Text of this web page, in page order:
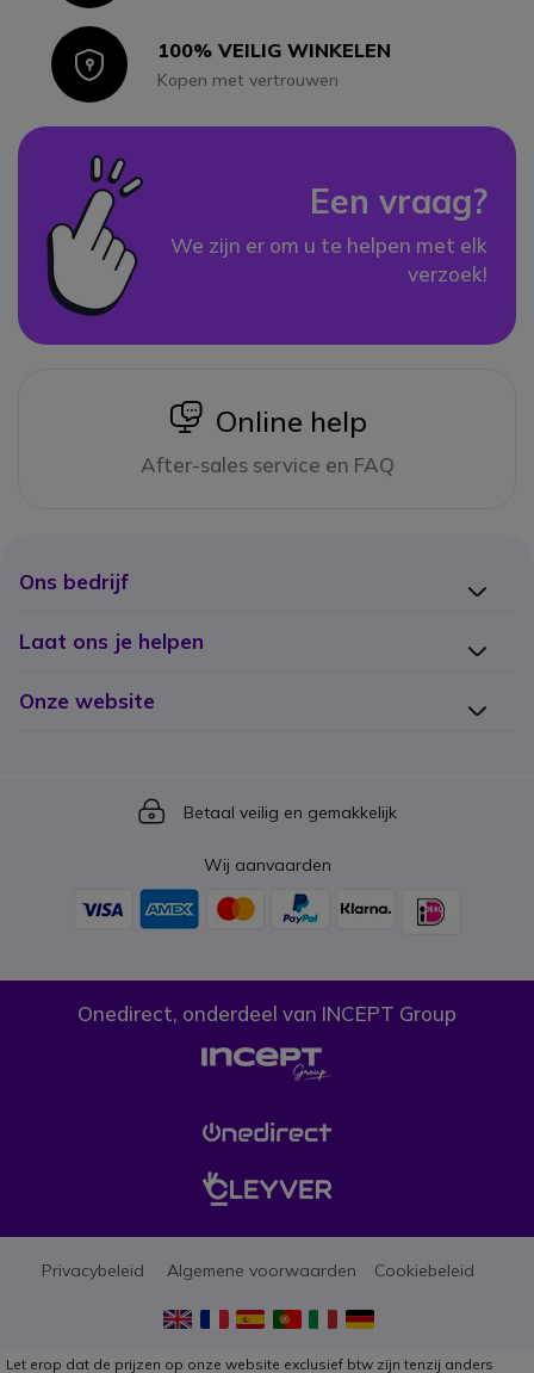
Icon100% VEILIG WINKELEN
Kopen met vertrouwen
Een vraag?
We zijn er om u te helpen met elk
verzoek!
icon
Online help
After-sales service en FAQ
Ons bedrijf
Laat ons je helpen
Onze website
Icon
Betaal veilig en gemakkelijk
Wij aanvaarden
Onedirect, onderdeel van INCEPT Group
Privacybeleid Algemene voorwaarden Cookiebeleid
Let erop dat de prijzen op onze website exclusief btw zijn tenzij anders